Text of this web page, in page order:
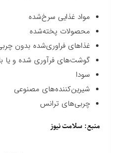
مواد غذایی سرخ‌شده
محصولات پخته‌شده
غذاهای فراوری‌شده بدون
گوشت‌های فرآوری شده و یا با
سودا
شیرین‌کننده‌های مصنوعی
چربی‌های ترانس
منبع: سلامت نیوز